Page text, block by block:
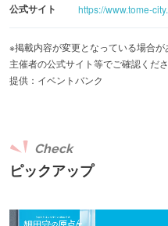
公式サイト https://www.tome-
※掲載内容が変更となっている場合
主催者の公式サイト等でご確認くださ
提供：イベントバンク
ピックアップ
Check